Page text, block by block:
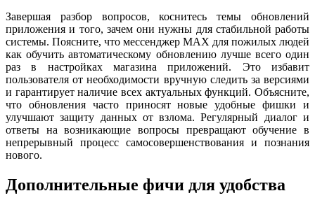
Завершая разбор вопросов, коснитесь темы обновлений
приложения и того, зачем они нужны для стабильной работы
системы. Поясните, что мессенджер MAX для пожилых людей
как обучить автоматическому обновлению лучше всего один
раз в настройках магазина приложений. Это избавит
пользователя от необходимости вручную следить за версиями
и гарантирует наличие всех актуальных функций. Объясните,
что обновления часто приносят новые удобные фишки и
улучшают защиту данных от взлома. Регулярный диалог и
ответы на возникающие вопросы превращают обучение в
непрерывный процесс самосовершенствования и познания
нового.
Дополнительные фичи для удобства